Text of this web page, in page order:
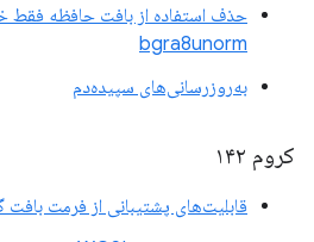
حذف استفاده از بافت حافظه فقط
bgra8unorm
به‌روزرسانی‌های سپیده‌دم
کروم ۱۴۲
قابلیت‌های پشتیبانی از فرمت